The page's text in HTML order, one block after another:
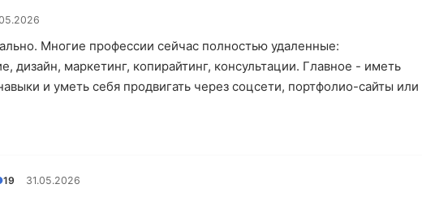
Многие профессии сейчас полностью удаленные:
дизайн, маркетинг, копирайтинг, консультации. Главное - иметь
и уметь себя продвигать через соцсети, портфолио-сайты или
19 31.05.2026